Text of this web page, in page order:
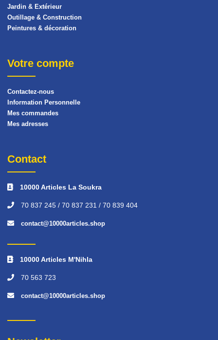
Jardin & Extérieur
Outillage & Construction
Peintures & décoration
Votre compte
Contactez-nous
Information Personnelle
Mes commandes
Mes adresses
Contact
10000 Articles La Soukra
70 837 245 / 70 837 231 / 70 839 404
contact@10000articles.shop
10000 Articles M'Nihla
70 563 723
contact@10000articles.shop